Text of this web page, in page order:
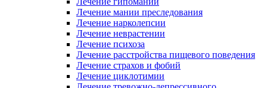
Лечение мании преследования
Лечение нарколепсии
Лечение неврастении
Лечение психоза
Лечение расстройства пищевого поведения
Лечение страхов и фобий
Лечение циклотимии